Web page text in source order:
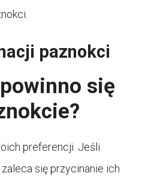
paznokci
się
preferencji. Jeśli
się przycinanie ich